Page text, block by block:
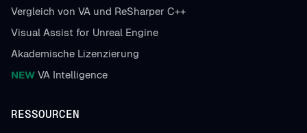
Vergleich von VA und ReSharper C++
Visual Assist for Unreal Engine
Akademische Lizenzierung
NEW VA Intelligence
RESSOURCEN